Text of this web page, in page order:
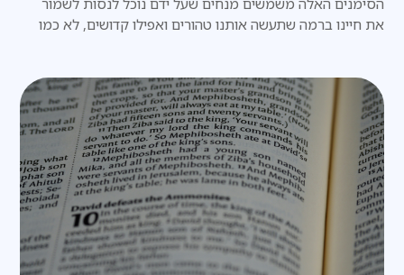
את חיינו ברמה שתעשה אותנו טהורים ואפילו קדושים, לא כמו